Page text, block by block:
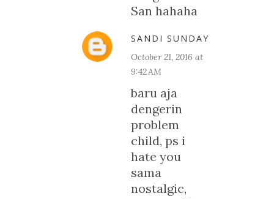
San hahaha
SANDI SUNDAY
October 21, 2016 at
9:42 AM
baru aja
dengerin
problem
child, ps i
hate you
sama
nostalgic,